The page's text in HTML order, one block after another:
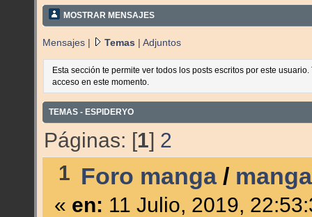
MOSTRAR MENSAJES
Mensajes | Temas | Adjuntos
Esta sección te permite ver todos los posts escritos por este
acceso en este momento.
TEMAS - ESPIDERYO
Páginas: [1] 2
1 Foro manga/
« en: 11 Julio, 2019,